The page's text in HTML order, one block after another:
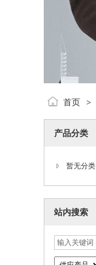
首页 >
产品分类
暂无分类
站内搜索